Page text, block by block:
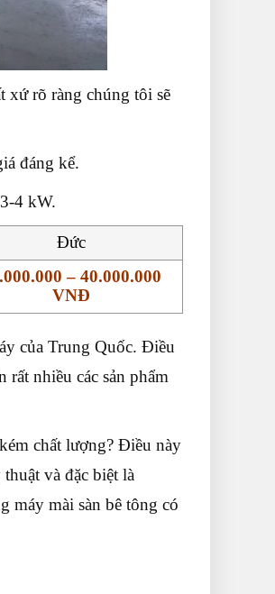
xứ rõ ràng chúng tôi sẽ
đáng kể.
4 kW.
Đức
– 40.000.000
VNĐ
của Trung Quốc. Điều
nhiều các sản phẩm
chất lượng? Điều này
và đặc biệt là
máy mài sàn bê tông có